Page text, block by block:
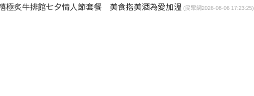
極炙牛排館七夕情人節套餐 美食搭美酒為愛加溫 (民眾網2026-08-06 17:23:25)